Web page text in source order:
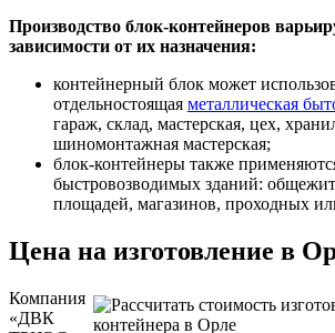
Производство блок-контейнеров
зависимости от их назначения:
контейнерный блок может
отдельностоящая металлическая
гараж, склад, мастерская, цех,
шиномонтажная мастерская;
блок-контейнеры также
быстровозводимых зданий:
площадей, магазинов, проходных
Цена на изготовление в
Компания
«ДВК